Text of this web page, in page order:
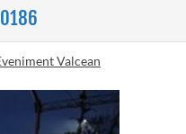
Valcean